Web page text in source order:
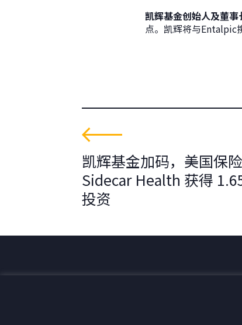
凯辉基金创始人及董事
点。凯辉将与Entalpic
凯辉基金加码，美国保
Sidecar Health 获得
投资